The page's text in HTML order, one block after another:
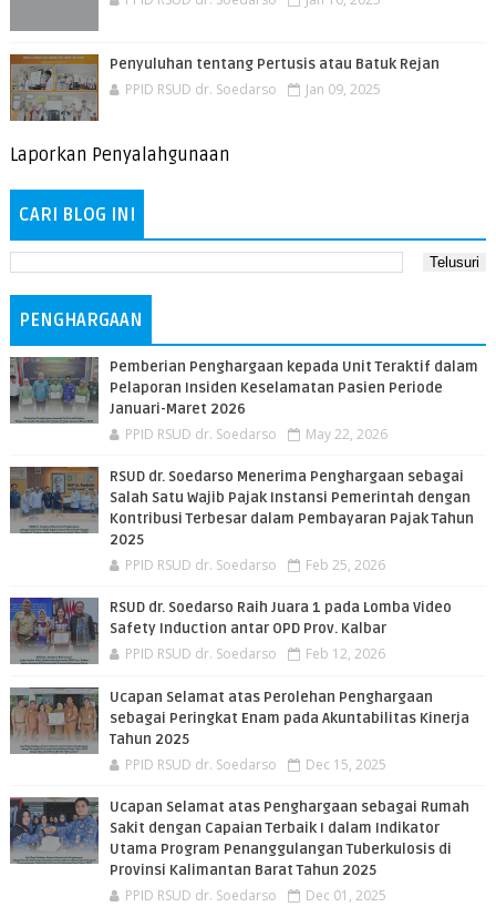
Penyuluhan tentang Pertusis atau Batuk Rejan
PPID RSUD dr. Soedarso Jan 09, 2025
Laporkan Penyalahgunaan
CARI BLOG INI
PENGHARGAAN
Pemberian Penghargaan kepada Unit Teraktif dalam
Pelaporan Insiden Keselamatan Pasien Periode
Januari-Maret 2026
PPID RSUD dr. Soedarso May 22, 2026
RSUD dr. Soedarso Menerima Penghargaan sebagai
Salah Satu Wajib Pajak Instansi Pemerintah dengan
Kontribusi Terbesar dalam Pembayaran Pajak Tahun
2025
PPID RSUD dr. Soedarso Feb 25, 2026
RSUD dr. Soedarso Raih Juara 1 pada Lomba Video
Safety Induction antar OPD Prov. Kalbar
PPID RSUD dr. Soedarso Feb 12, 2026
Ucapan Selamat atas Perolehan Penghargaan
sebagai Peringkat Enam pada Akuntabilitas Kinerja
Tahun 2025
PPID RSUD dr. Soedarso Dec 15, 2025
Ucapan Selamat atas Penghargaan sebagai Rumah
Sakit dengan Capaian Terbaik I dalam Indikator
Utama Program Penanggulangan Tuberkulosis di
Provinsi Kalimantan Barat Tahun 2025
PPID RSUD dr. Soedarso Dec 01, 2025